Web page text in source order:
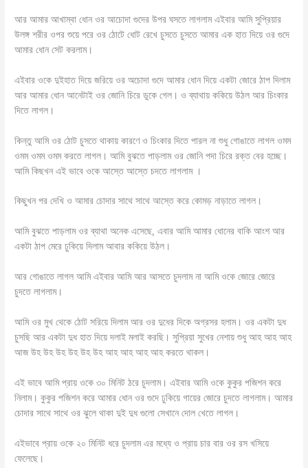
আর আমার আখাম্বা ধোন ওর আচোদা গুদের উপর ঘসতে লাগলাম এইবার আমি সুপ্রিয়ার
উলঙ্গ শরীর ওপর শুয়ে পরে ওর ঠোটে ধোট রেখে চুসতে চুসতে আমার এক হাত দিয়ে ওর গুদে
আমার ধোন সেট করলাম।
এইবার ওকে দুইহাত দিয়ে জরিয়ে ওর অচোদা গুদে আমার ধোন দিয়ে একটা জোরে ঠাপ দিলাম
আর আমার ধোন আনেটাই ওর জোনি চিরে ডুকে গেল। ও ব্যাথায় ককিয়ে উঠল আর চিংকার
দিতে লাগল।
কিন্তু আমি ওর ঠোট চুসতে থাকায় কারণে ও চিংকার দিতে পারল না শুধু গোঙাতে লাগল ওমম
ওমম ওমম ওমম করতে লাগল। আমি বুঝতে পাড়লাম ওর জোনি পদা চিরে রক্ত বের হচ্ছে।
আমি কিছখন এই ভাবে ওকে আস্তে আস্তে চদতে লাগলাম ।
কিছুখন পর দেখি ও আমার চোদার সাথে সাথে আস্তে করে কোমড় নাড়াতে লাগল।
আমি বুঝতে পাড়লাম ওর ব্যাথা অনেক এসেছে, এবার আমি আমার ধোনের বাকি আংশ আর
একটা ঠাপ মেরে ঢুকিয়ে দিলাম আবার ককিয়ে উঠল।
আর গোঙাতে লাগল আমি এইবার আমি আর আসতে চুদলাম না আমি ওকে জোরে জোরে
চুদতে লাগলাম।
আমি ওর মুখ থেকে ঠোট সরিয়ে দিলাম আর ওর দুধের দিকে অগ্রসর হলাম। ওর একটা দুধ
চুসছি আর একটা দুধ হাত দিয়ে দলাই মলাই করছি। সুপ্রিয়া সুখের নেশায় শুধু আহ আহ আহ
আজ উহ উহ উহ উহ উহ উহ আহ আহ আহ আহ করতে থাকল।
এই ভাবে আমি প্রায় ওকে ৩০ মিনিট ঠরে চুদলাম। এইবার আমি ওকে কুকুর পজিশন করে
নিলাম। কুকুর পজিশন করে আমার ধোন ওর গুদে ঢুকিয়ে গায়ের জোরে চুদতে লাগলাম। আমার
চোদার সাথে সাথে ওর ঝুলে থাকা দুই দুধ গুলো সেখানে দোল খেতে লাগল।
এইভাবে প্রায় ওকে ২০ মিনিট ধরে চুদলাম এর মধ্যে ও প্রায় চার বার ওর রস খসিয়ে
ফেলেছে।